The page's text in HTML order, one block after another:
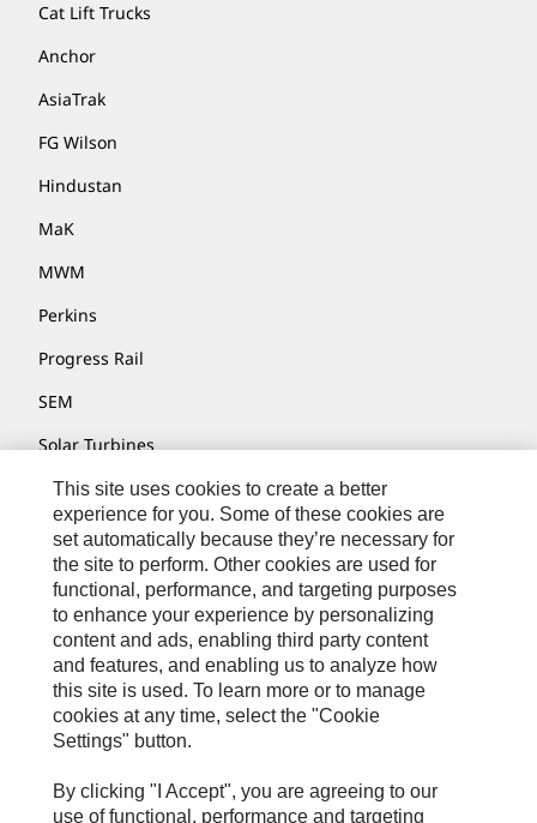
Cat Lift Trucks
Anchor
AsiaTrak
FG Wilson
Hindustan
MaK
MWM
Perkins
Progress Rail
SEM
Solar Turbines
SPM Oil & Gas
Turner Powertrain Systems
Contact
Site Map
Cookie Settings
Legal
Privacy
This site uses cookies to create a better
experience for you. Some of these cookies are
set automatically because they’re necessary for
the site to perform. Other cookies are used for
functional, performance, and targeting purposes
to enhance your experience by personalizing
content and ads, enabling third party content
and features, and enabling us to analyze how
this site is used. To learn more or to manage
cookies at any time, select the "Cookie
Settings" button.
By clicking "I Accept", you are agreeing to our
use of functional, performance and targeting